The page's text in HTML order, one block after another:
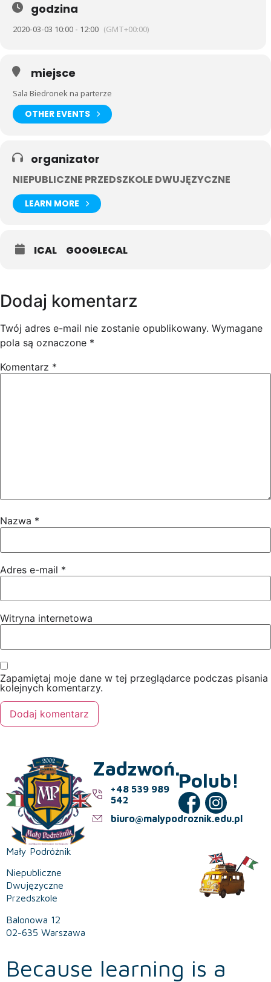
godzina
2020-03-03 10:00 - 12:00 (GMT+00:00)
miejsce
Sala Biedronek na parterze
OTHER EVENTS
organizator
NIEPUBLICZNE PRZEDSZKOLE DWUJĘZYCZNE
LEARN MORE
ICAL GOOGLECAL
Dodaj komentarz
Twój adres e-mail nie zostanie opublikowany. Wymagane
pola są oznaczone *
Komentarz *
Nazwa *
Adres e-mail *
Witryna internetowa
Zapamiętaj moje dane w tej przeglądarce podczas pisania
kolejnych komentarzy.
Mały Podróżnik
Niepubliczne
Dwujęzyczne
Przedszkole
Balonowa 12
02-635 Warszawa
Zadzwoń.
+48 539 989
542
biuro@malypodroznik.edu.pl
Polub!
Because learning is a